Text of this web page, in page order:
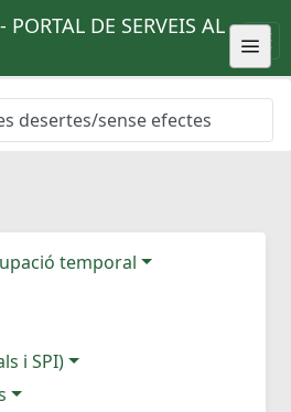
DE SERVEIS AL
desertes/sense efectes
temporal
i SPI)